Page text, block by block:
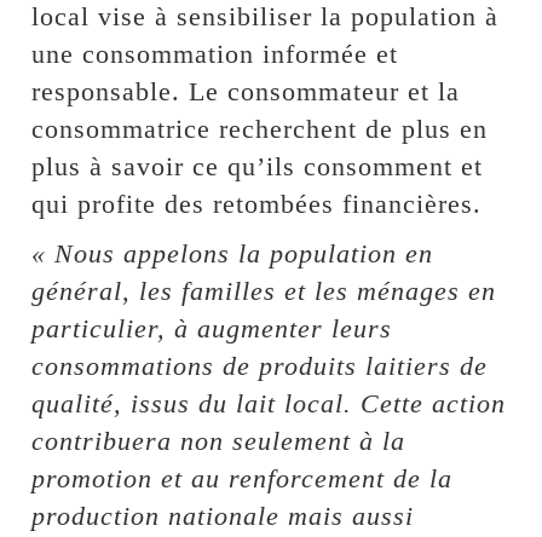
local vise à sensibiliser la population à
une consommation informée et
responsable. Le consommateur et la
consommatrice recherchent de plus en
plus à savoir ce qu’ils consomment et
qui profite des retombées financières.
« Nous appelons la population en
général, les familles et les ménages en
particulier, à augmenter leurs
consommations de produits laitiers de
qualité, issus du lait local. Cette action
contribuera non seulement à la
promotion et au renforcement de la
production nationale mais aussi